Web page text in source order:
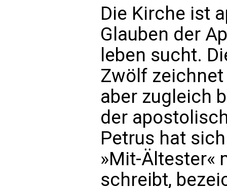
Die Kirche ist
Glauben der
leben sucht.
Zwölf
aber zugleich
der
Petrus hat
»Mit-Ältester«
schreibt,